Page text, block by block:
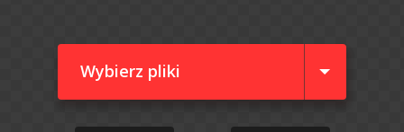
Wybierz pliki